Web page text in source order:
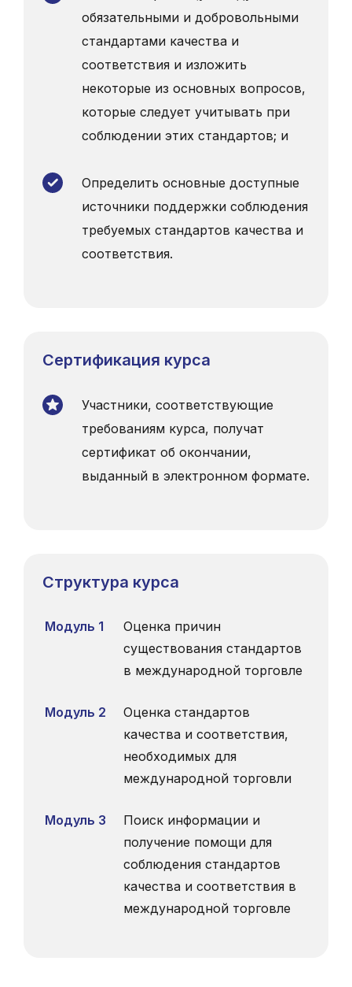
обязательными и добровольными
стандартами качества и
соответствия и изложить
некоторые из основных вопросов,
которые следует учитывать при
соблюдении этих стандартов; и
Определить основные доступные
источники поддержки соблюдения
требуемых стандартов качества и
соответствия.
Сертификация курса
Участники, соответствующие
требованиям курса, получат
сертификат об окончании,
выданный в электронном формате.
Структура курса
Модуль 1
Оценка причин
существования стандартов
в международной торговле
Модуль 2
Оценка стандартов
качества и соответствия,
необходимых для
международной торговли
Модуль 3
Поиск информации и
получение помощи для
соблюдения стандартов
качества и соответствия в
международной торговле